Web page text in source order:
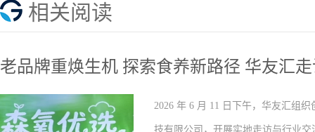
相关阅读
老品牌重焕生机 探索食养新路径 华友汇
2026 年 6 月 11 日下午，华友汇组
技有限公司，开展实地走访与行业